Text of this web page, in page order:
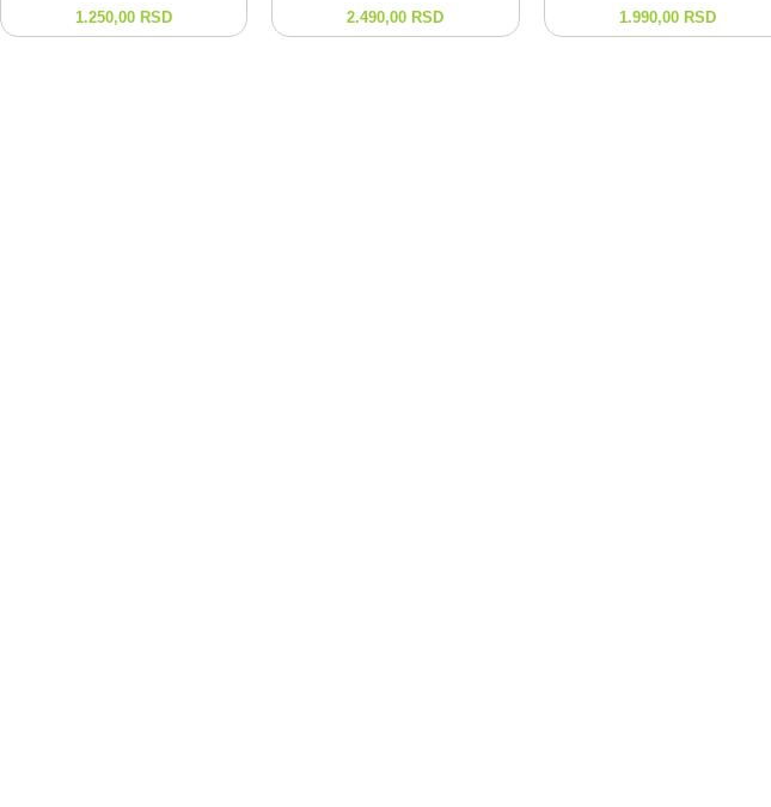
1.250,00 RSD 2.490,00 RSD 1.990,00 RSD